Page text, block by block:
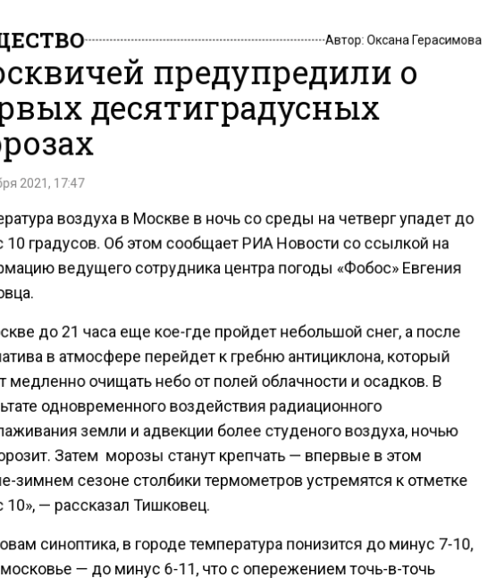
Автор:Оксана Герасимова
предупредили о
десятиградусных
2021, 17:47
воздуха в Москве в ночь со среды на четверг упадет до
10 градусов. Об этом сообщает РИА Новости со ссылкой на
ведущего сотрудника центра погоды «Фобос» Евгения
до 21 часа еще кое-где пройдет небольшой снег, а после
в атмосфере перейдет к гребню антициклона, который
медленно очищать небо от полей облачности и осадков. В
одновременного воздействия радиационного
земли и адвекции более студеного воздуха, ночью
Затем морозы станут крепчать — впервые в этом
зимнем сезоне столбики термометров устремятся к отметке
10», — рассказал Тишковец.
синоптика, в городе температура понизится до минус 7-10,
— до минус 6-11, что с опережением точь-в-точь